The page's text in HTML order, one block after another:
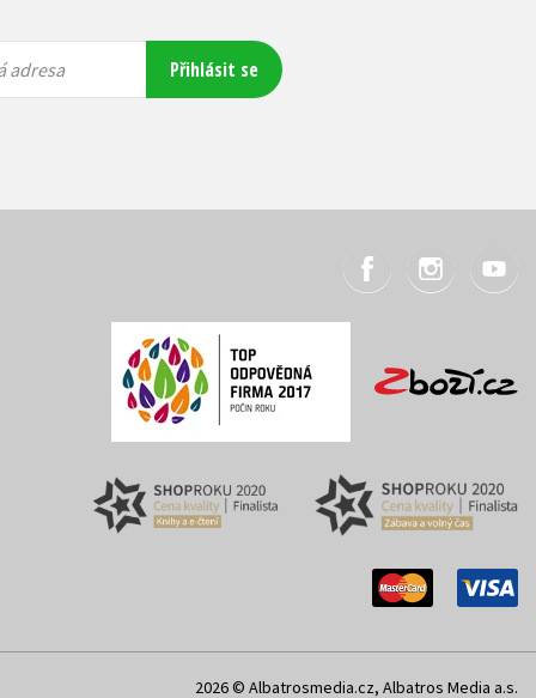
adresa Přihlásit se
2026 © Albatrosmedia.cz, Albatros Media a.s.